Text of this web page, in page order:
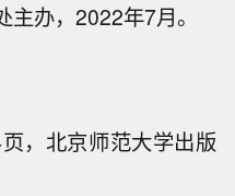
办，2022年7月。
，北京师范大学出版